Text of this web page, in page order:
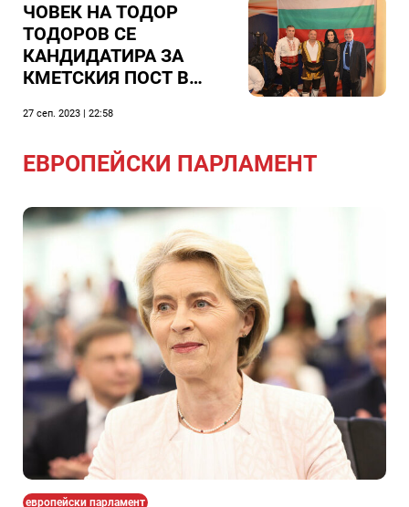
ЧОВЕК НА ТОДОР
ТОДОРОВ СЕ
КАНДИДАТИРА ЗА
КМЕТСКИЯ ПОСТ В
МОЖЕ ДА СЕ ОЧАКВА
27 сеп. 2023 | 22:58
ЕВРОПЕЙСКИ ПАРЛАМЕНТ
европейски парламент